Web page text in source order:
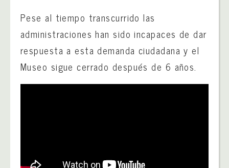
Pese al tiempo transcurrido las
administraciones han sido incapaces de dar
respuesta a esta demanda ciudadana y el
Museo sigue cerrado después de 6 años.